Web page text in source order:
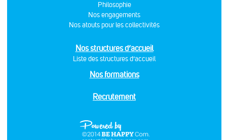
Philosophie
Nos engagements
Nos atouts pour les collectivités
Nos structures d’accueil
Liste des structures d’accueil
Nos formations
Recrutement